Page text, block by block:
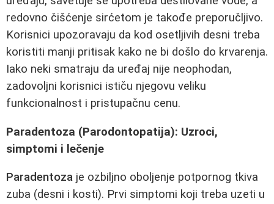
redovno čišćenje sirćetom je takođe preporučljivo.
Korisnici upozoravaju da kod osetljivih desni treba
koristiti manji pritisak kako ne bi došlo do krvarenja.
Iako neki smatraju da uređaj nije neophodan,
zadovoljni korisnici ističu njegovu veliku
funkcionalnost i pristupačnu cenu.
Paradentoza (Parodontopatija): Uzroci,
simptomi i lečenje
Paradentoza je ozbiljno oboljenje potpornog tkiva
zuba (desni i kosti). Prvi simptomi koji treba uzeti u